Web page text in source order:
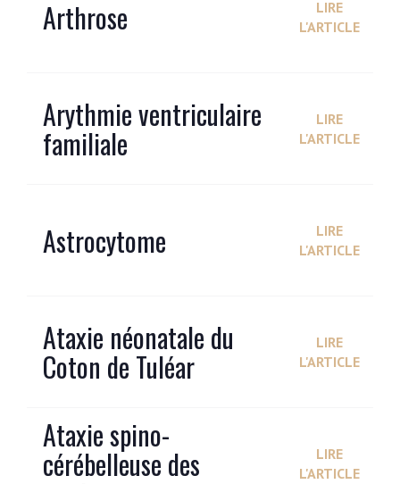
Arthrose
LIRE
L'ARTICLE
Arythmie ventriculaire
familiale
LIRE
L'ARTICLE
Astrocytome
LIRE
L'ARTICLE
Ataxie néonatale du
Coton de Tuléar
LIRE
L'ARTICLE
Ataxie spino-
cérébelleuse des
LIRE
L'ARTICLE